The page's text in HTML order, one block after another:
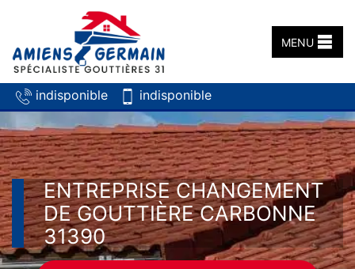
indisponible indisponible
MENU
ENTREPRISE CHANGEMENT
DE GOUTTIÈRE CARBONNE
31390